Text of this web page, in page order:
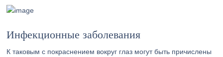
Инфекционные заболевания
К таковым с покраснением вокруг глаз могут быть причислены